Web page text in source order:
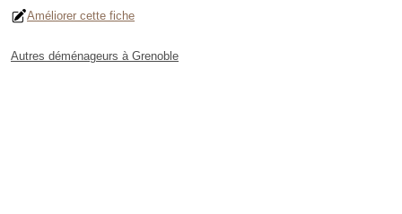
Améliorer cette fiche
Autres déménageurs à Grenoble